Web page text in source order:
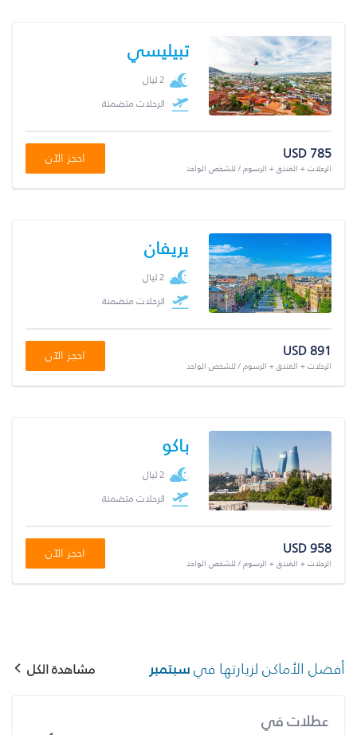
تبيليسي
2 ليال
الرحلات متضمنة
USD 785
الرحلات + الفندق + الرسوم / للشخص الواحد
احجز الآن
يريفان
2 ليال
الرحلات متضمنة
USD 891
الرحلات + الفندق + الرسوم / للشخص الواحد
احجز الآن
باكو
2 ليال
الرحلات متضمنة
USD 958
الرحلات + الفندق + الرسوم / للشخص الواحد
احجز الآن
أفضل الأماكن لزيارتها فيسبتمبر مشاهدة الكل
عطلات في